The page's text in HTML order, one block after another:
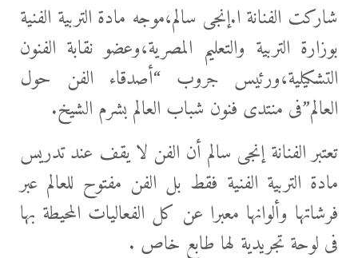
شاركت الفنانة ا.إنجى سالم،موجه مادة التربية الفنية
بوزارة التربية والتعليم المصرية،وعضو نقابة الفنون
التشكيلية،ورئيس جروب “أصدقاء الفن حول
العالم”فى منتدى فنون شباب العالم بشرم الشيخ.
تعتبر الفنانة إنجى سالم أن الفن لا يقف عند تدريس
مادة التربية الفنية فقط بل الفن مفتوح للعالم عبر
فرشاتها وألوانها معبرا عن كل الفعاليات المحيطة بها
فى لوحة تجريدية لها طابع خاص .